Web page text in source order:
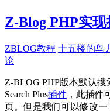
Z-Blog PHP实
ZBLOG教程 十五楼的鸟
论
Z-BLOG PHP版本默认
Search Plus插件 ，此插件
页。但是我们可以修改一